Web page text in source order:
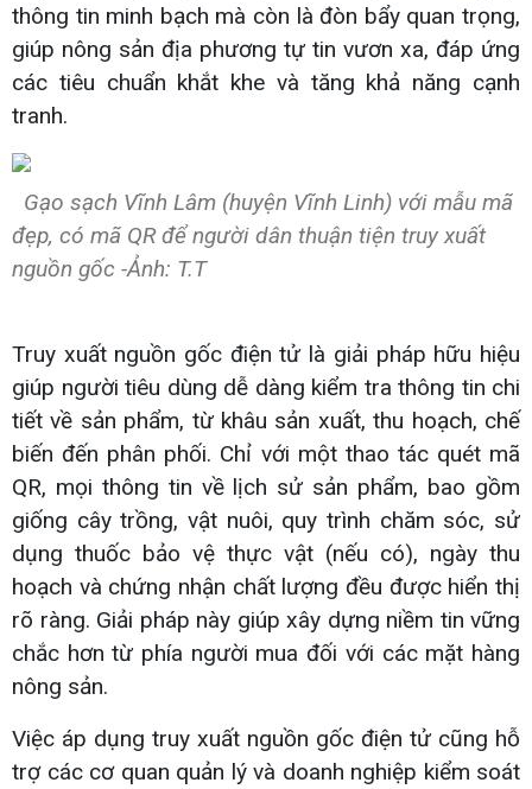
thông tin minh bạch mà còn là đòn bẩy quan trọng,
giúp nông sản địa phương tự tin vươn xa, đáp ứng
các tiêu chuẩn khắt khe và tăng khả năng cạnh
tranh.
Gạo sạch Vĩnh Lâm (huyện Vĩnh Linh) với mẫu mã
đẹp, có mã QR để người dân thuận tiện truy xuất
nguồn gốc -Ảnh: T.T
Truy xuất nguồn gốc điện tử là giải pháp hữu hiệu
giúp người tiêu dùng dễ dàng kiểm tra thông tin chi
tiết về sản phẩm, từ khâu sản xuất, thu hoạch, chế
biến đến phân phối. Chỉ với một thao tác quét mã
QR, mọi thông tin về lịch sử sản phẩm, bao gồm
giống cây trồng, vật nuôi, quy trình chăm sóc, sử
dụng thuốc bảo vệ thực vật (nếu có), ngày thu
hoạch và chứng nhận chất lượng đều được hiển thị
rõ ràng. Giải pháp này giúp xây dựng niềm tin vững
chắc hơn từ phía người mua đối với các mặt hàng
nông sản.
Việc áp dụng truy xuất nguồn gốc điện tử cũng hỗ
trợ các cơ quan quản lý và doanh nghiệp kiểm soát